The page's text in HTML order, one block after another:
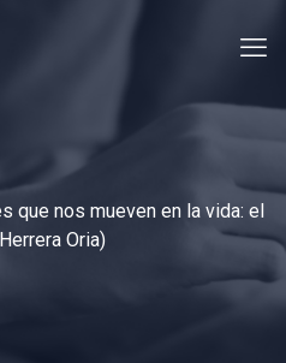
que nos mueven en la vida: el
Oria)